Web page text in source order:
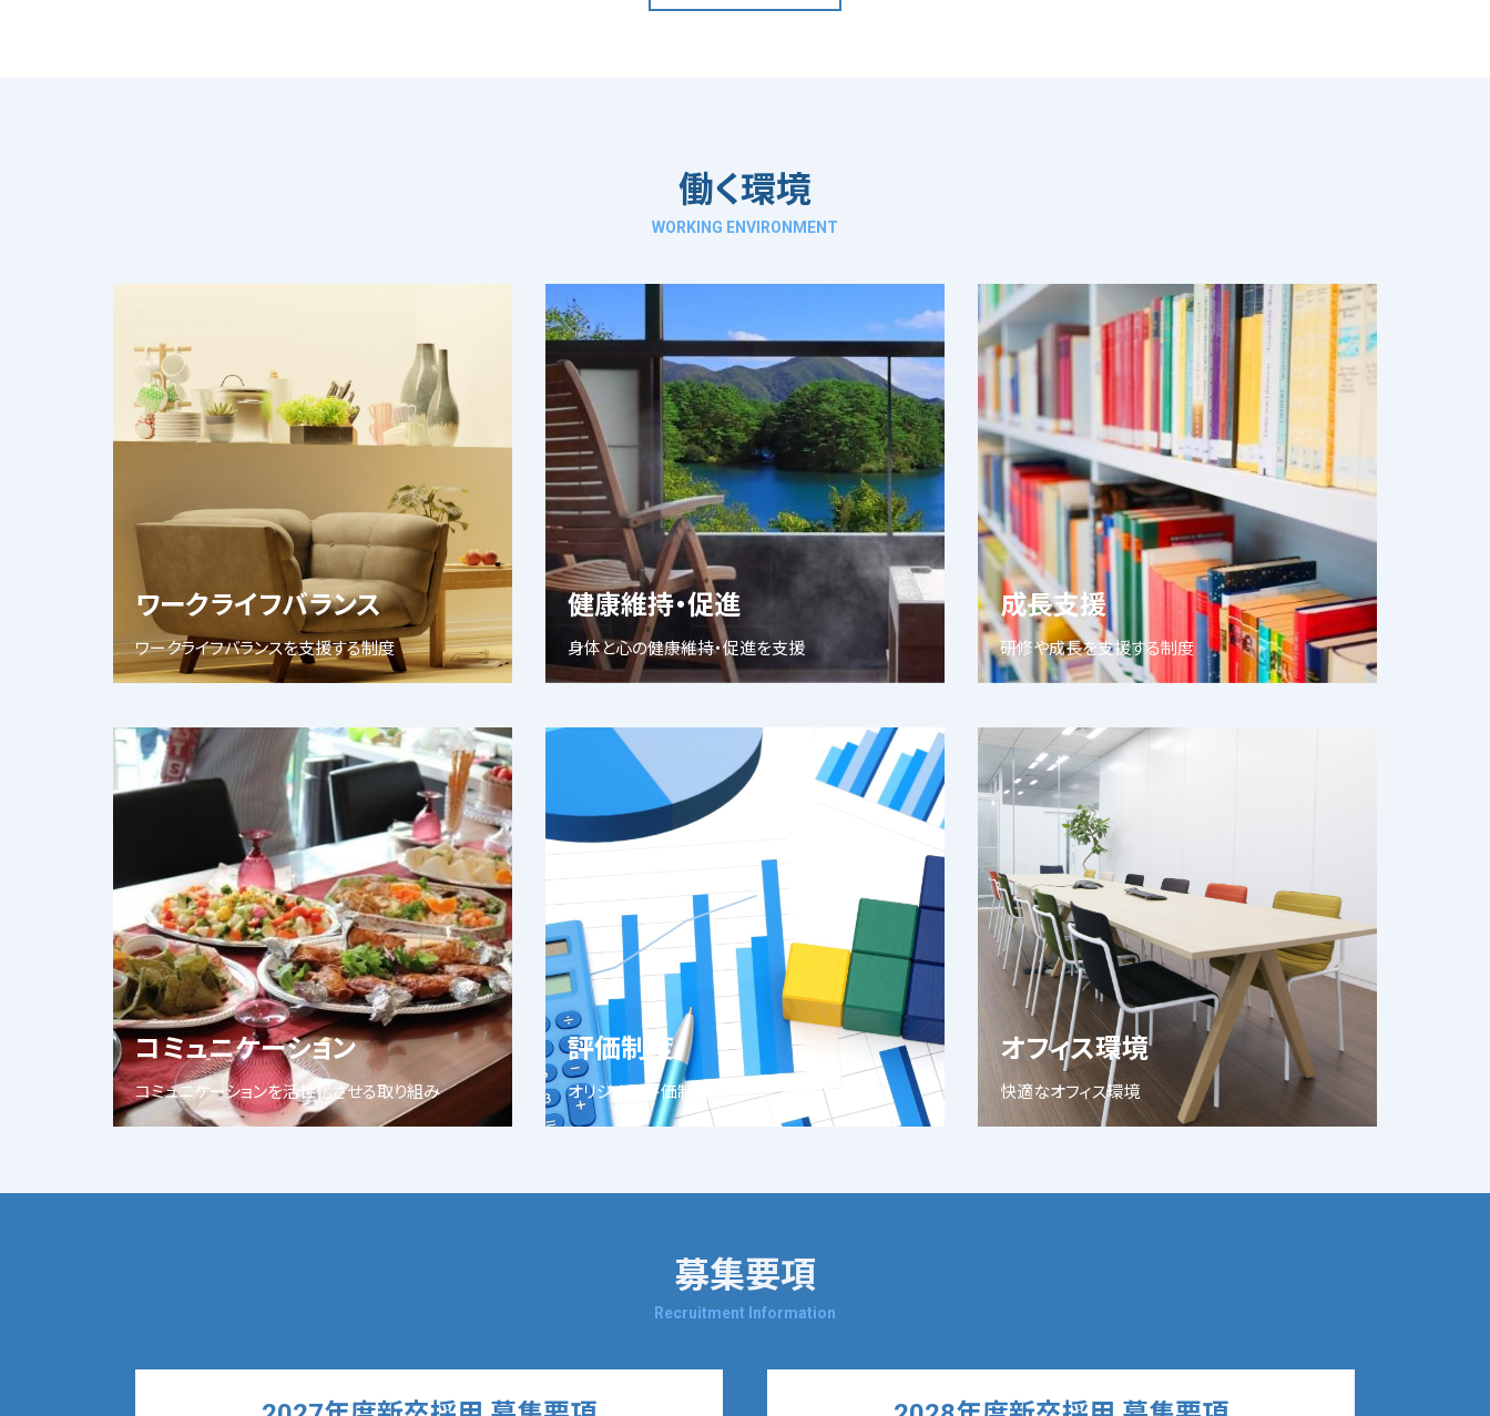
働く環境
WORKING ENVIRONMENT
ワークライフバランス
ワークライフバランスを支援する制度
健康維持・促進
身体と心の健康維持・促進を支援
成長支援
研修や成長を支援する制度
コミュニケーション
コミュニケーションを活性化させる取り組み
評価制度
オリジナル評価制度
オフィス環境
快適なオフィス環境
募集要項
Recruitment Information